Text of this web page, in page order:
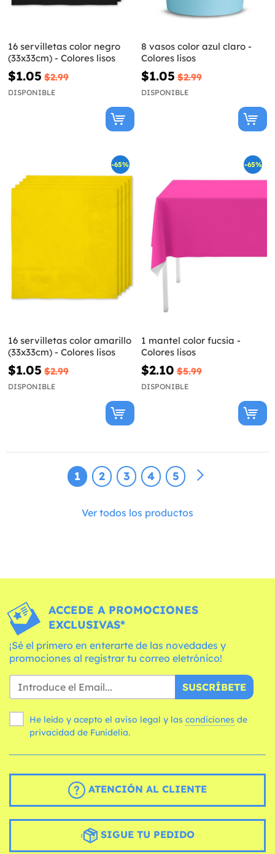
16 servilletas color negro
(33x33cm) - Colores lisos
$1.05 $2.99
DISPONIBLE
8 vasos color azul claro -
Colores lisos
$1.05 $2.99
DISPONIBLE
-65%
16 servilletas color amarillo
(33x33cm) - Colores lisos
$1.05 $2.99
DISPONIBLE
-65%
1 mantel color fucsia -
Colores lisos
$2.10 $5.99
DISPONIBLE
1 2 3 4 5
Ver todos los productos
ACCEDE A PROMOCIONES
EXCLUSIVAS*
¡Sé el primero en enterarte de las novedades y
promociones al registrar tu correo eletrónico!
SUSCRÍBETE
He leído y acepto el aviso legal y las condiciones
privacidad de Funidelia.
ATENCIÓN AL CLIENTE
SIGUE TU PEDIDO